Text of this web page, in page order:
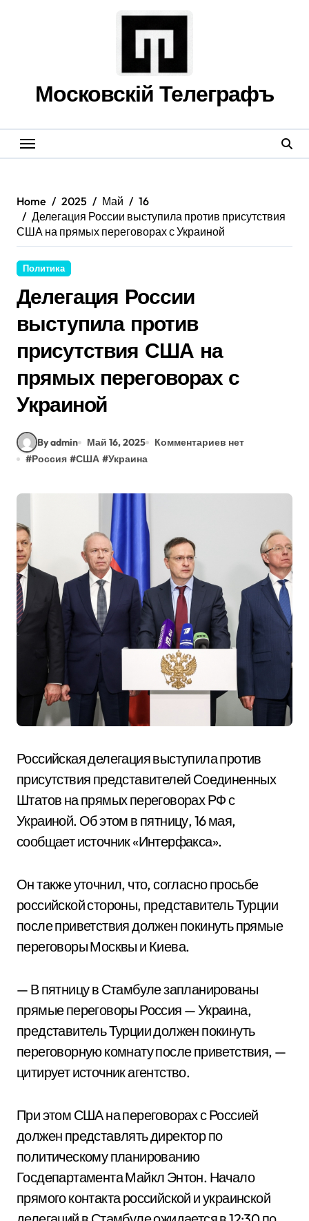
Московскій Телеграфъ
Home 2025 Май
16
Делегация России выступила против присутствия
США на прямых переговорах с Украиной
Политика
Делегация России
выступила против
присутствия США на
прямых переговорах с
Украиной
By admin Май 16, 2025
Комментариев нет
#Россия #США #Украина
Российская делегация выступила против
присутствия представителей Соединенных
Штатов на прямых переговорах РФ с
Украиной. Об этом в пятницу, 16 мая,
сообщает источник «Интерфакса».
Он также уточнил, что, согласно просьбе
российской стороны, представитель Турции
после приветствия должен покинуть прямые
переговоры Москвы и Киева.
— В пятницу в Стамбуле запланированы
прямые переговоры Россия — Украина,
представитель Турции должен покинуть
переговорную комнату после приветствия, —
цитирует источник агентство.
При этом США на переговорах с Россией
должен представлять директор по
политическому планированию
Госдепартамента Майкл Энтон. Начало
прямого контакта российской и украинской